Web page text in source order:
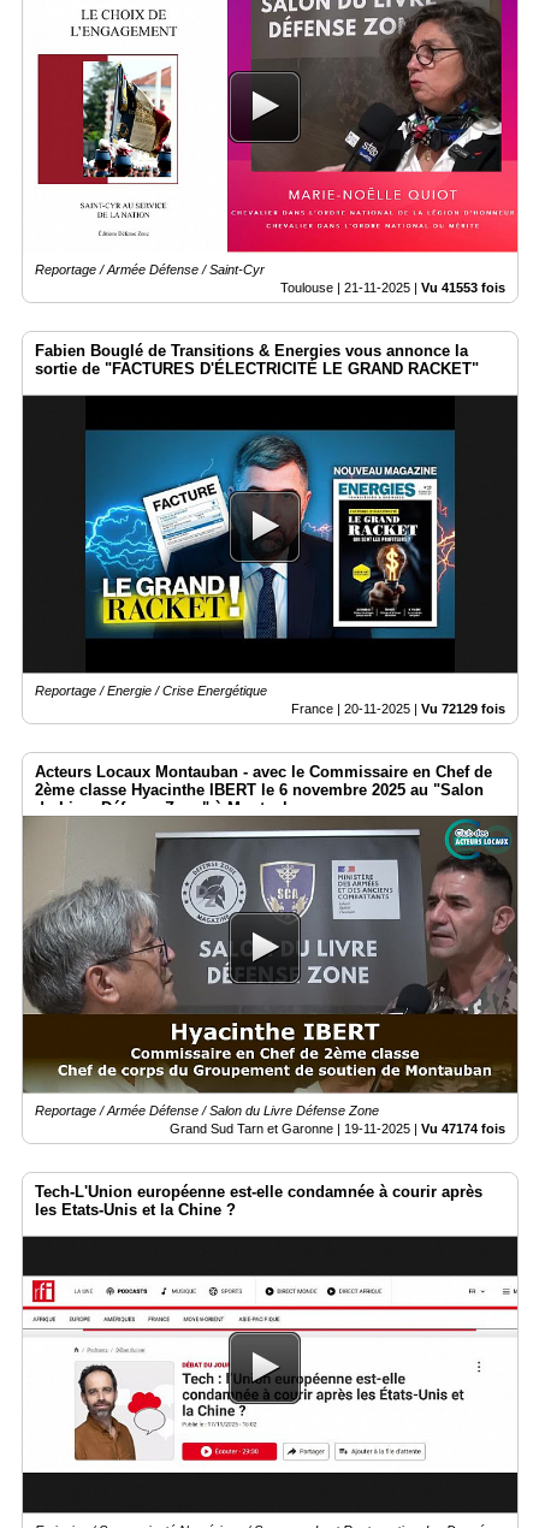
Reportage / Armée Défense / Saint-Cyr
Toulouse | 21-11-2025 Vu 41553 fois
Fabien Bouglé de Transitions & Energies vous annonce la
sortie de "FACTURES D'ÉLECTRICITÉ LE GRAND RACKET"
Reportage / Energie / Crise Energétique
France | 20-11-2025 | Vu 72129 fois
Acteurs Locaux Montauban - avec le Commissaire en Chef de
2ème classe Hyacinthe IBERT le 6 novembre 2025 au "Salon
du Livre Défense Zone" à Montauban
Reportage / Armée Défense / Salon du Livre Défense Zone
Grand Sud Tarn et Garonne | 19-11-2025 | Vu 47174 fois
Tech-L'Union européenne est-elle condamnée à courir après
les Etats-Unis et la Chine ?